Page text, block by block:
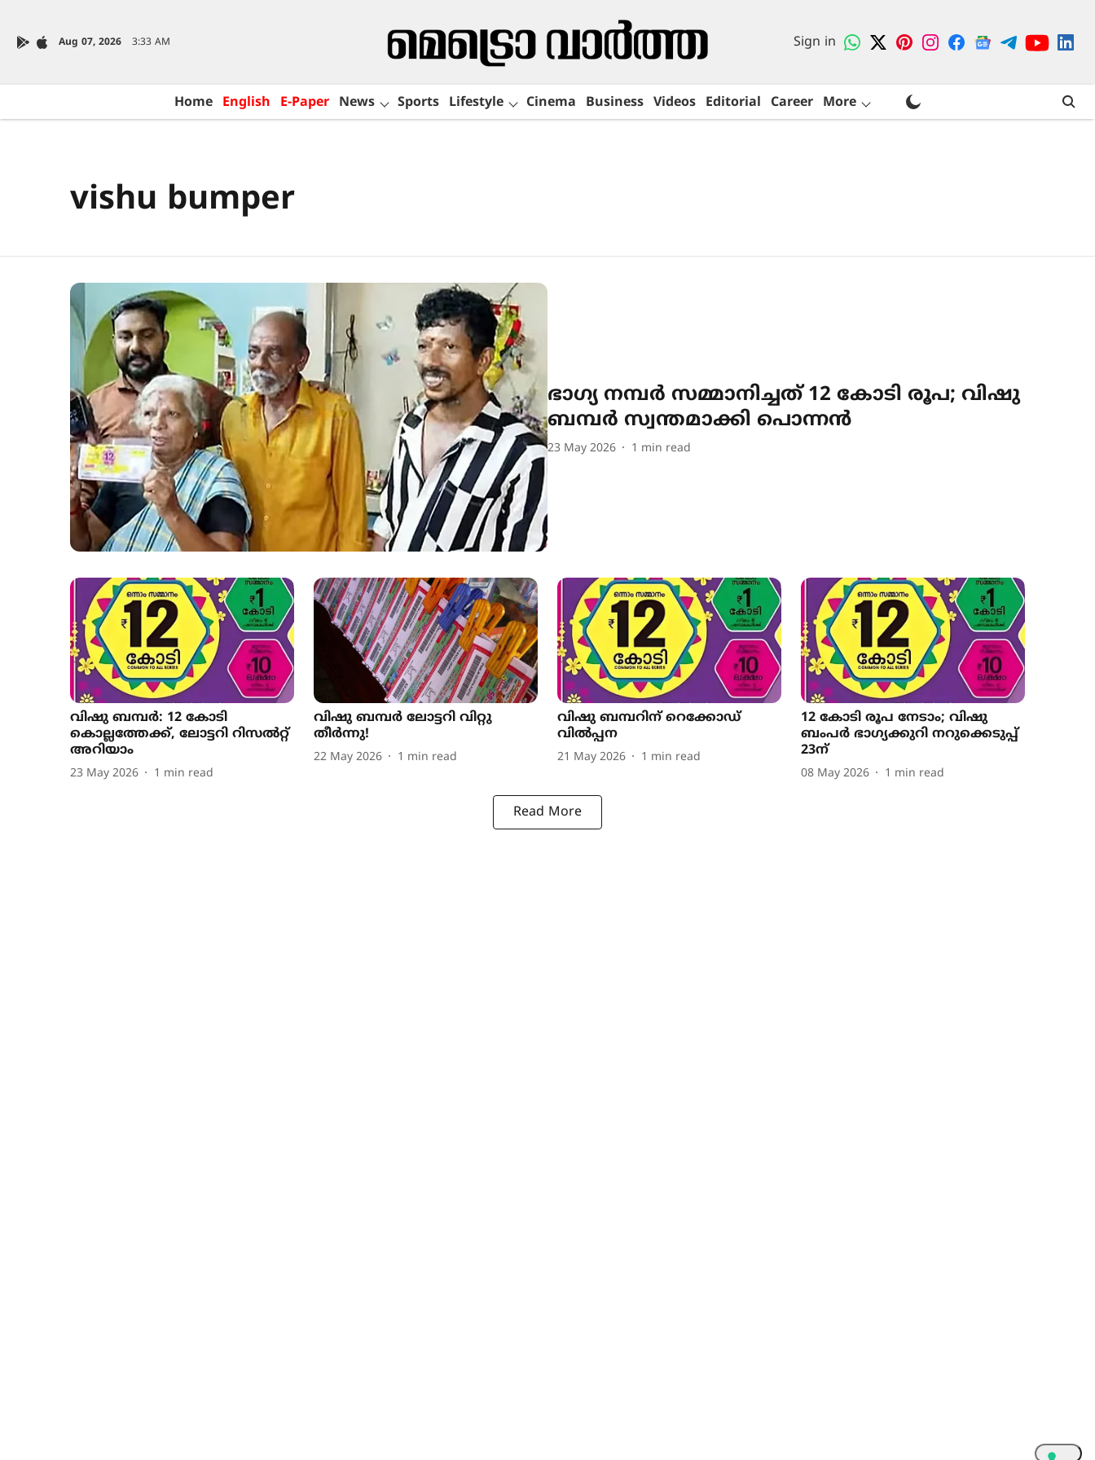
Aug 07, 2026 3:33 AM Sign in
Home English E-Paper News Sports Lifestyle Cinema Business Videos Editorial Career More
vishu bumper
ഭാഗ്യ നമ്പർ സമ്മാനിച്ചത് 12 കോടി രൂപ; വിഷു
ബമ്പർ സ്വന്തമാക്കി പൊന്നൻ
23 May 2026 1 min read
വിഷു ബമ്പർ: 12 കോടി
കൊല്ലത്തേക്ക്, ലോട്ടറി റിസൽറ്റ്
അറിയാം
23 May 2026 1 min read
വിഷു ബമ്പർ ലോട്ടറി വിറ്റു
തീർന്നു!
22 May 2026 1 min read
വിഷു ബമ്പറിന് റെക്കോഡ്
വിൽപ്പന
21 May 2026 1 min read
12 കോടി രൂപ നേടാം; വിഷു
ബംപര്‍ ഭാഗ്യക്കുറി നറുക്കെടുപ്പ്‌
23ന്‌
08 May 2026 1 min read
Read More